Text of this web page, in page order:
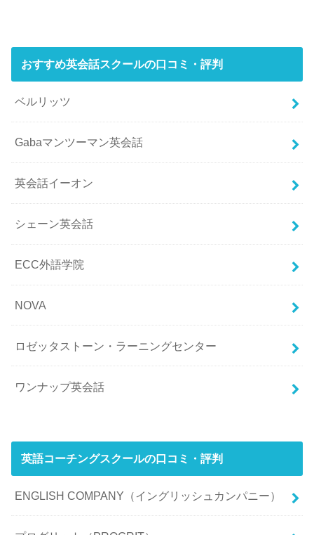
おすすめ英会話スクールの口コミ・評判
ベルリッツ
Gabaマンツーマン英会話
英会話イーオン
シェーン英会話
ECC外語学院
NOVA
ロゼッタストーン・ラーニングセンター
ワンナップ英会話
英語コーチングスクールの口コミ・評判
ENGLISH COMPANY（イングリッシュカンパニー）